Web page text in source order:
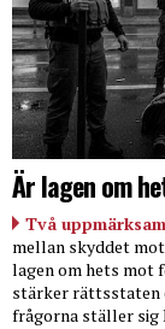
Är lagen om
Två
mellan skyddet
lagen om hets
stärker rättsstaten
frågorna ställer sig